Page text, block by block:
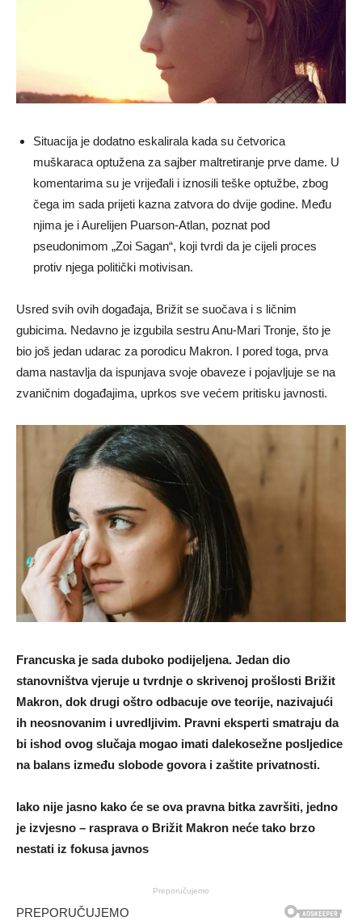
Situacija je dodatno eskalirala kada su četvorica
muškaraca optužena za sajber maltretiranje prve dame. U
komentarima su je vrijeđali i iznosili teške optužbe, zbog
čega im sada prijeti kazna zatvora do dvije godine. Među
njima je i Aurelijen Puarson-Atlan, poznat pod
pseudonimom „Zoi Sagan“, koji tvrdi da je cijeli proces
protiv njega politički motivisan.
Usred svih ovih događaja, Brižit se suočava i s ličnim
gubicima. Nedavno je izgubila sestru Anu-Mari Tronje, što je
bio još jedan udarac za porodicu Makron. I pored toga, prva
dama nastavlja da ispunjava svoje obaveze i pojavljuje se na
zvaničnim događajima, uprkos sve većem pritisku javnosti.
Francuska je sada duboko podijeljena. Jedan dio
stanovništva vjeruje u tvrdnje o skrivenoj prošlosti Brižit
Makron, dok drugi oštro odbacuje ove teorije, nazivajući
ih neosnovanim i uvredljivim. Pravni eksperti smatraju da
bi ishod ovog slučaja mogao imati dalekosežne posljedice
na balans između slobode govora i zaštite privatnosti.
Iako nije jasno kako će se ova pravna bitka završiti, jedno
je izvjesno – rasprava o Brižit Makron neće tako brzo
nestati iz fokusa javnos
Preporučujemo